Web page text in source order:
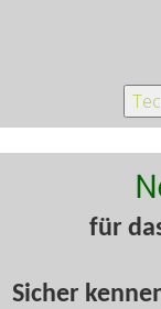
für
Sicher